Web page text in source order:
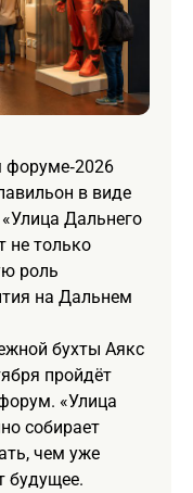
в виде
Дальнего
не только
роль
на Дальнем
бухты Аякс
пройдёт
«Улица
собирает
чем уже
будущее.